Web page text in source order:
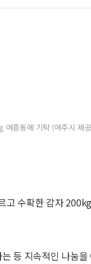
여흥동에 기탁 (여주시 제
고 수확한 감자
등 지속적인 나눔을